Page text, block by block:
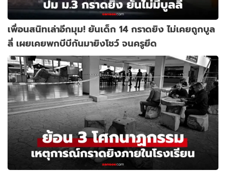
เพื่อนสนิทเล่าอีกมุม! ยันเด็ก 14 กราดยิง ไม่เคยถูกบูล
ลี่ เผยเคยพกบีบีกันมายิงโชว์ จนครูยึด